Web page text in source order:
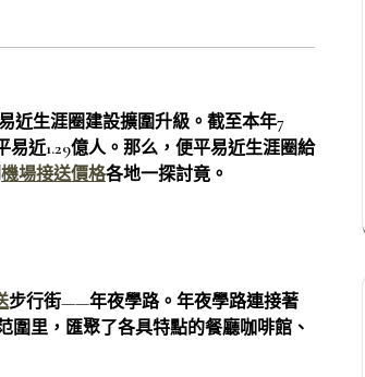
近生涯圈建設擴圍升級。截至本年7
易近1.29億人。那么，便平易近生涯圈給
機場接送價格各地一探討竟。
步行街——年夜學路。年夜學路連接著
圍里，匯聚了各具特點的餐廳咖啡館、